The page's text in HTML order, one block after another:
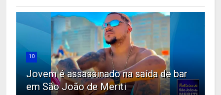
10
Jovem é assassinado na saída de bar
em São João de Meriti